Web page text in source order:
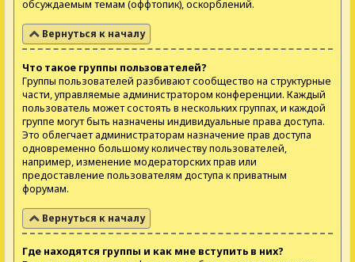
обсуждаемым темам (оффтопик), оскорблений.
Вернуться к началу
Что такое группы пользователей?
Группы пользователей разбивают сообщество на структурные
части, управляемые администратором конференции. Каждый
пользователь может состоять в нескольких группах, и каждой
группе могут быть назначены индивидуальные права доступа.
Это облегчает администраторам назначение прав доступа
одновременно большому количеству пользователей,
например, изменение модераторских прав или
предоставление пользователям доступа к приватным
форумам.
Вернуться к началу
Где находятся группы и как мне вступить в них?